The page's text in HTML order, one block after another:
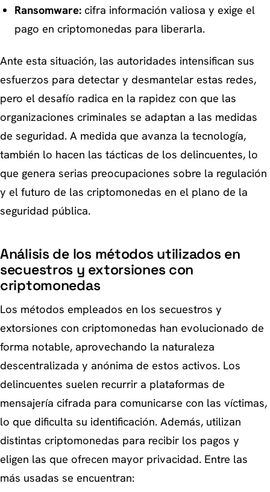
Ransomware:cifra información valiosa y exige el
pago en criptomonedas para liberarla.
Ante esta situación, las autoridades intensifican sus
esfuerzos para detectar y desmantelar estas redes,
pero el desafío radica en la rapidez con que las
organizaciones criminales se adaptan a las medidas
de seguridad. A medida que avanza la tecnología,
también lo hacen las tácticas de los delincuentes, lo
que genera serias preocupaciones sobre la regulación
y el futuro de las criptomonedas en el plano de la
seguridad pública.
Análisis de los métodos utilizados en
secuestros y extorsiones con
criptomonedas
Los métodos empleados en los secuestros y
extorsiones con criptomonedas han evolucionado de
forma notable, aprovechando la naturaleza
descentralizada y anónima de estos activos. Los
delincuentes suelen recurrir a plataformas de
mensajería cifrada para comunicarse con las víctimas,
lo que dificulta su identificación. Además, utilizan
distintas criptomonedas para recibir los pagos y
eligen las que ofrecen mayor privacidad. Entre las
más usadas se encuentran: